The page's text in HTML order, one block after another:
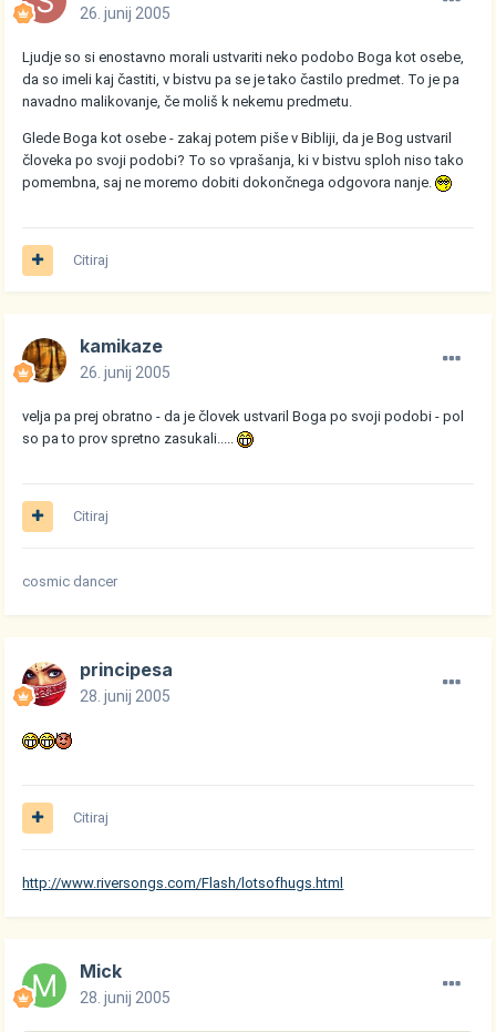
26. junij 2005
Ljudje so si enostavno morali ustvariti neko podobo Boga kot osebe,
da so imeli kaj častiti, v bistvu pa se je tako častilo predmet. To je pa
navadno malikovanje, če moliš k nekemu predmetu.
Glede Boga kot osebe - zakaj potem piše v Bibliji, da je Bog ustvaril
človeka po svoji podobi? To so vprašanja, ki v bistvu sploh niso tako
pomembna, saj ne moremo dobiti dokončnega odgovora nanje.
Citiraj
kamikaze
26. junij 2005
velja pa prej obratno - da je človek ustvaril Boga po svoji podobi - pol
so pa to prov spretno zasukali.....
Citiraj
cosmic dancer
principesa
28. junij 2005
Citiraj
http://www.riversongs.com/Flash/lotsofhugs.html
Mick
28. junij 2005